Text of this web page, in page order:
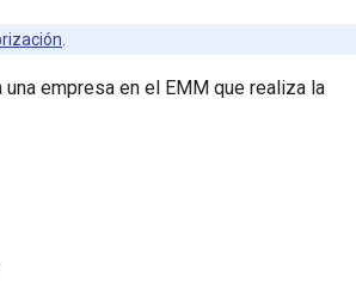
una empresa en el EMM que realiza la